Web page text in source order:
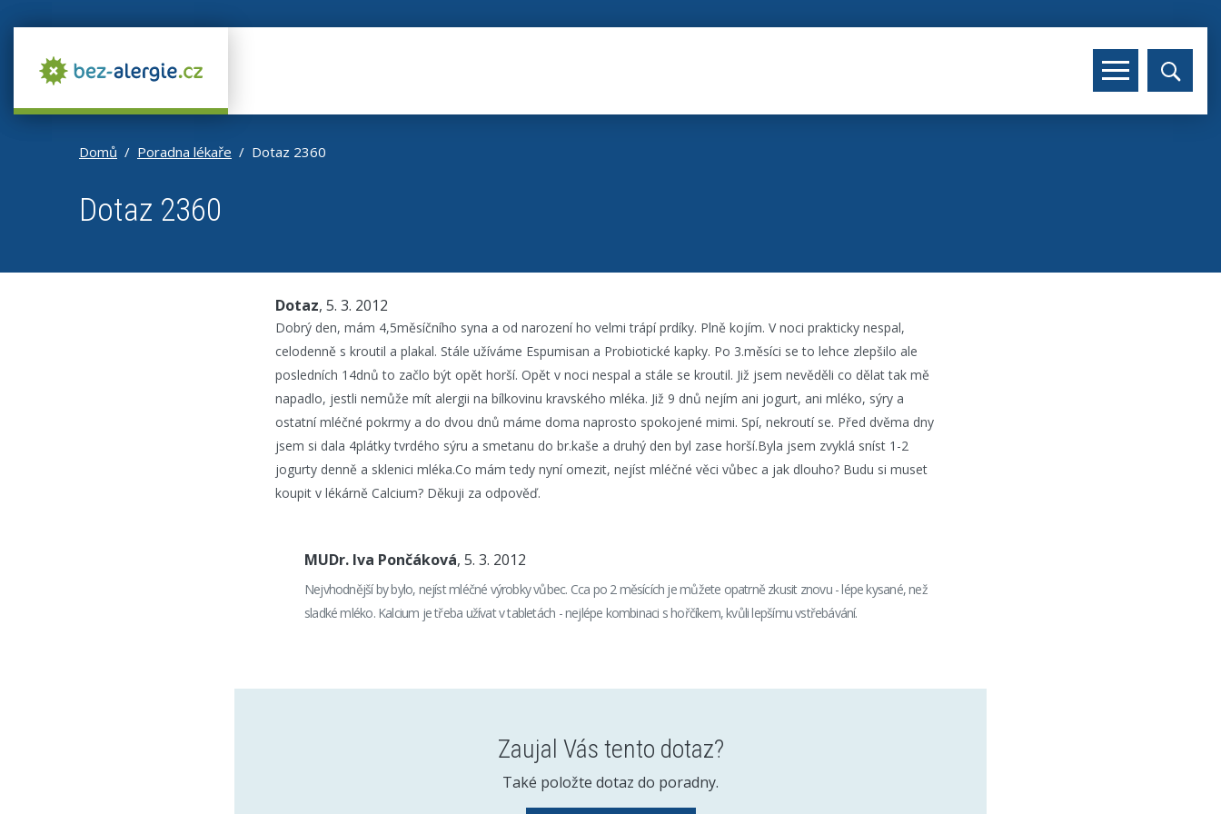
Domů Poradna lékaře Dotaz 2360
Dotaz 2360
Dotaz, 5. 3. 2012
Dobrý den, mám 4,5měsíčního syna a od narození ho velmi trápí prdíky. Plně kojím. V noci prakticky nespal,
celodenně s kroutil a plakal. Stále užíváme Espumisan a Probiotické kapky. Po 3.měsíci se to lehce zlepšilo ale
posledních 14dnů to začlo být opět horší. Opět v noci nespal a stále se kroutil. Již jsem nevěděli co dělat tak mě
napadlo, jestli nemůže mít alergii na bílkovinu kravského mléka. Již 9 dnů nejím ani jogurt, ani mléko, sýry a
ostatní mléčné pokrmy a do dvou dnů máme doma naprosto spokojené mimi. Spí, nekroutí se. Před dvěma dny
jsem si dala 4plátky tvrdého sýru a smetanu do br.kaše a druhý den byl zase horší.Byla jsem zvyklá sníst 1-2
jogurty denně a sklenici mléka.Co mám tedy nyní omezit, nejíst mléčné věci vůbec a jak dlouho? Budu si muset
koupit v lékárně Calcium? Děkuji za odpověď.
MUDr. Iva Pončáková, 5. 3. 2012
Nejvhodnější by bylo, nejíst mléčné výrobky vůbec. Cca po 2 měsících je můžete opatrně zkusit znovu - lépe kysané, než
sladké mléko. Kalcium je třeba užívat v tabletách - nejlépe kombinaci s hořčíkem, kvůli lepšímu vstřebávání.
Zaujal Vás tento dotaz?
Také položte dotaz do poradny.